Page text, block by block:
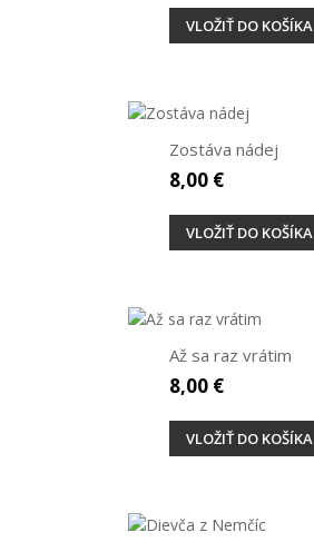
VLOŽIŤ DO KOŠÍKA
Zostáva nádej
8,00 €
VLOŽIŤ DO KOŠÍKA
Až sa raz vrátim
8,00 €
VLOŽIŤ DO KOŠÍKA